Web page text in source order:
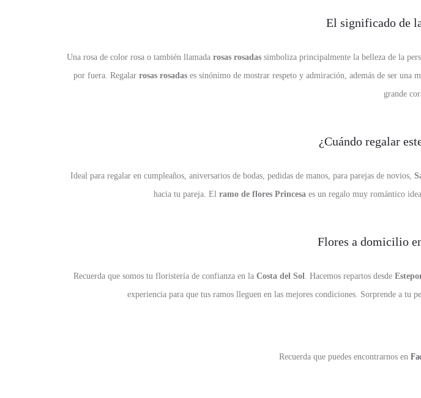
El significado de
Una rosa de color rosa o también llamada rosas rosadas simboliza principalmente la belleza de la
por fuera. Regalar rosas rosadases sinónimo de mostrar respeto y admiración, además de ser una
grande
¿Cuándo regalar
Ideal para regalar en cumpleaños, aniversarios de bodas, pedidas de manos, para parejas de novios,
hacia tu pareja. El ramo de flores Princesa es un regalo muy romántico
Flores a domicilio
Recuerda que somos tu floristería de confianza en la Costa del Sol . Hacemos repartos desde
experiencia para que tus ramos lleguen en las mejores condiciones. Sorprende a tu
Recuerda que puedes encontrarnos en